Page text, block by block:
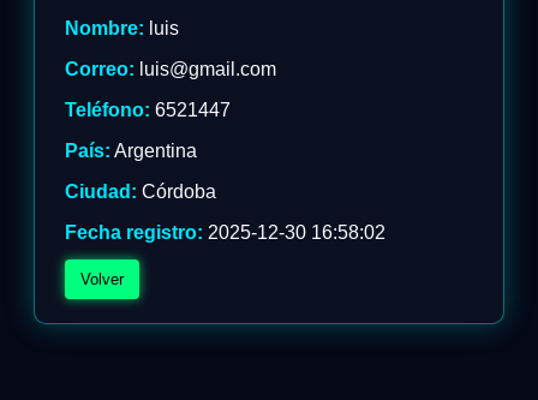
Nombre: luis
Correo: luis@gmail.com
Teléfono: 6521447
País: Argentina
Ciudad: Córdoba
Fecha registro: 2025-12-30 16:58:02
Volver